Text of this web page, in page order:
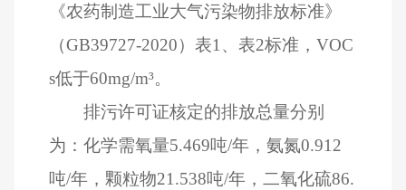
《农药制造工业大气污染物排放标准》
（GB39727-2020）表1 、表2标准，VOC
s低于60mg/m³。
排污许可证核定的排放总量分别
为：化学需氧量5.469吨/年，氨氮0.912
吨/年，颗粒物21.538吨/年，二氧化硫86.